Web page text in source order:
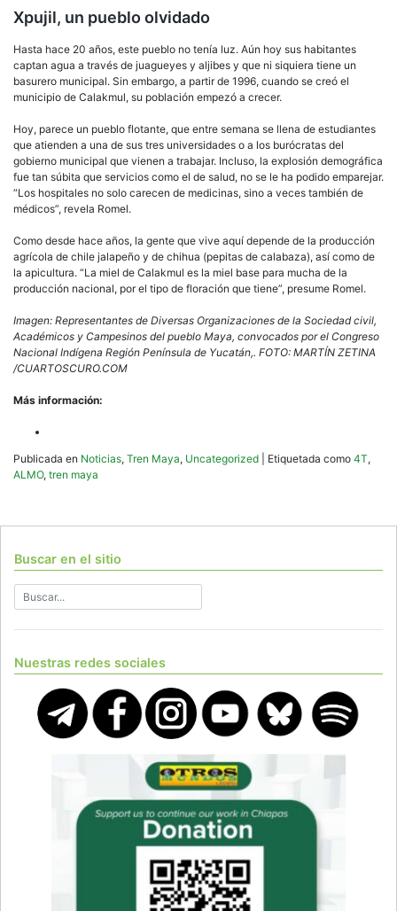
Xpujil, un pueblo olvidado
Hasta hace 20 años, este pueblo no tenía luz. Aún hoy sus habitantes
captan agua a través de juagueyes y aljibes y que ni siquiera tiene un
basurero municipal. Sin embargo, a partir de 1996, cuando se creó el
municipio de Calakmul, su población empezó a crecer.
Hoy, parece un pueblo flotante, que entre semana se llena de estudiantes
que atienden a una de sus tres universidades o a los burócratas del
gobierno municipal que vienen a trabajar. Incluso, la explosión demográfica
fue tan súbita que servicios como el de salud, no se le ha podido emparejar.
“Los hospitales no solo carecen de medicinas, sino a veces también de
médicos”, revela Romel.
Como desde hace años, la gente que vive aquí depende de la producción
agrícola de chile jalapeño y de chihua (pepitas de calabaza), así como de
la apicultura. “La miel de Calakmul es la miel base para mucha de la
producción nacional, por el tipo de floración que tiene”, presume Romel.
Imagen: Representantes de Diversas Organizaciones de la Sociedad civil,
Académicos y Campesinos del pueblo Maya, convocados por el Congreso
Nacional Indígena Región Península de Yucatán,. FOTO: MARTÍN ZETINA
/CUARTOSCURO.COM
Más información:
Publicada en Noticias, Tren Maya, Uncategorized Etiquetada como 4T,
ALMO, tren maya
Buscar en el sitio
Nuestras redes sociales